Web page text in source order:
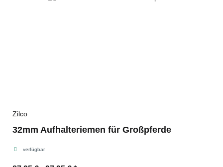
Zilco
32mm Aufhalteriemen für Großpferde
verfügbar